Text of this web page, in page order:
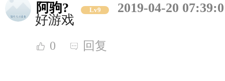
阿驹? Lv9
2019-04-20
好游戏
0 回复